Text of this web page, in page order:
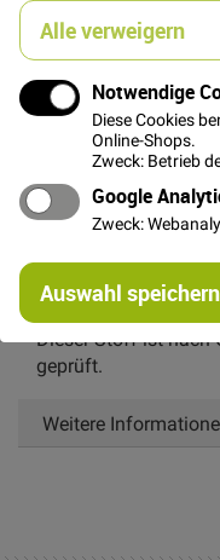
Alle verweigern
Notwendige
Diese Cookies
Online-Shops.
Zweck: Betrieb
Google
Zweck:
Auswahl speichern
Details
Dieser
ist garngefärbt.
unterschiedliche
Oberfläche. Er ist
Patchwork.
Dieser Stoff ist nach
geprüft.
Weitere